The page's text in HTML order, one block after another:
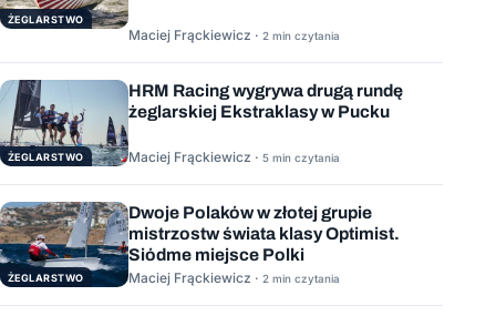
ŻEGLARSTWO
Maciej Frąckiewicz · 2 min czytania
ŻEGLARSTWO
HRM Racing wygrywa drugą rundę
żeglarskiej Ekstraklasy w Pucku
Maciej Frąckiewicz · 5 min czytania
ŻEGLARSTWO
Dwoje Polaków w złotej grupie
mistrzostw świata klasy Optimist.
Siódme miejsce Polki
Maciej Frąckiewicz · 2 min czytania